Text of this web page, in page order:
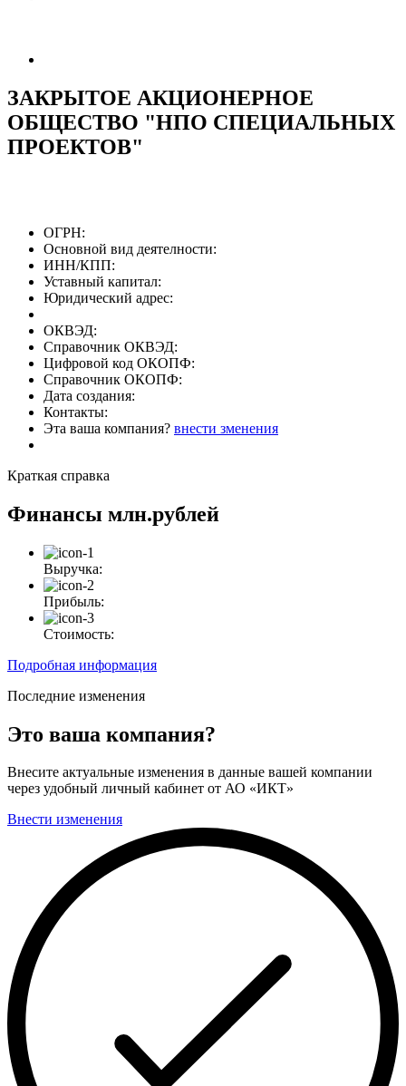
ЗАКРЫТОЕ АКЦИОНЕРНОЕ
ОБЩЕСТВО "НПО СПЕЦИАЛЬНЫХ
ПРОЕКТОВ"
ОГРН:
Основной вид деятелности:
ИНН/КПП:
Уставный капитал:
Юридический адрес:
ОКВЭД:
Справочник ОКВЭД:
Цифровой код ОКОПФ:
Справочник ОКОПФ:
Дата создания:
Контакты:
Эта ваша компания? внести зменения
Краткая справка
Финансы млн.рублей
Выручка:
Прибыль:
Стоимость:
Подробная информация
Последние изменения
Это ваша компания?
Внесите актуальные изменения в данные вашей компании
через удобный личный кабинет от АО «ИКТ»
Внести изменения